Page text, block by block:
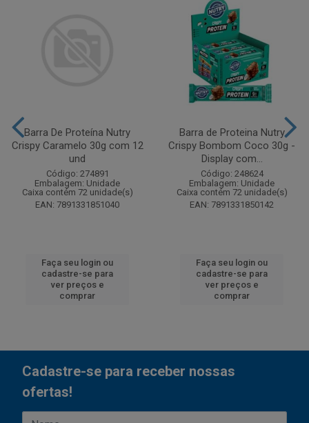
Barra De Proteína Nutry
Crispy Caramelo 30g com 12
und
Código: 274891
Embalagem: Unidade
Caixa contém 72 unidade(s)
EAN: 7891331851040
Faça seu login ou
cadastre-se para
ver preços e
comprar
Barra de Proteina Nutry
Crispy Bombom Coco 30g -
Display com...
Código: 248624
Embalagem: Unidade
Caixa contém 72 unidade(s)
EAN: 7891331850142
Faça seu login ou
cadastre-se para
ver preços e
comprar
Cadastre-se para receber nossas
ofertas!